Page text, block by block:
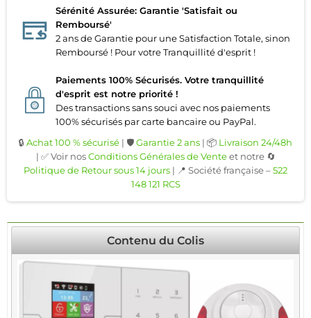
Sérénité Assurée: Garantie 'Satisfait ou
Remboursé'
2 ans de Garantie pour une Satisfaction Totale, sinon
Remboursé ! Pour votre Tranquillité d'esprit !
Paiements 100% Sécurisés. Votre tranquillité
d'esprit est notre priorité !
Des transactions sans souci avec nos paiements
100% sécurisés par carte bancaire ou PayPal.
🔒 Achat 100 % sécurisé | 🛡️Garantie 2 ans | 📦 Livraison 24/48h
| ✅ Voir nosConditions Générales de Venteet notre 🔄
Politique de Retour sous 14 jours | 📍 Société française –522
148 121 RCS
Contenu du Colis